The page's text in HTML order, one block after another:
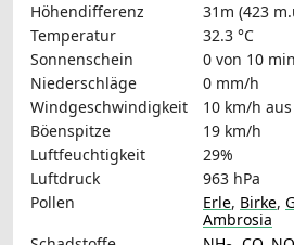
Höhendifferenz
31m (423
Temperatur
32.3 °C
Sonnenschein
0 von 10 min
Niederschläge
0 mm/h
Windgeschwindigkeit
10 km/h
Böenspitze
19 km/h
Luftfeuchtigkeit
29%
Luftdruck
963 hPa
Pollen
Erle, Birke,
Ambrosia